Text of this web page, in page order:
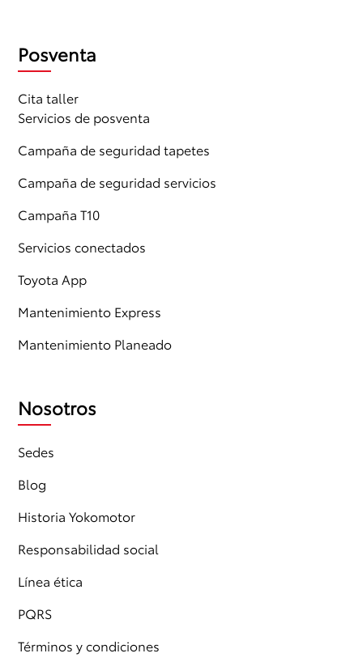
Posventa
Cita taller
Servicios de posventa
Campaña de seguridad tapetes
Campaña de seguridad servicios
Campaña T10
Servicios conectados
Toyota App
Mantenimiento Express
Mantenimiento Planeado
Nosotros
Sedes
Blog
Historia Yokomotor
Responsabilidad social
Línea ética
PQRS
Términos y condiciones